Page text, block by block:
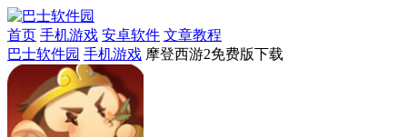
首页 手机游戏 安卓软件 文章教程
巴士软件园 手机游戏 摩登西游2免费版下载